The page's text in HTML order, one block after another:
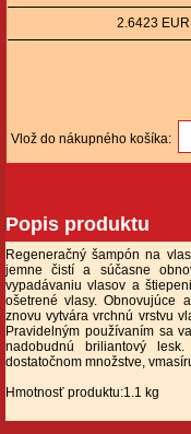
2.6423
Vlož do nákupného košíka:
Popis produktu
Regeneračný šampón na
jemne čistí a súčasne
vypadávaniu vlasov a
ošetrené vlasy. Obnovujúce
znovu vytvára vrchnú vrstvu
Pravidelným používaním sa
nadobudnú briliantový
dostatočnom množstve,
Hmotnosť produktu:1.1 kg